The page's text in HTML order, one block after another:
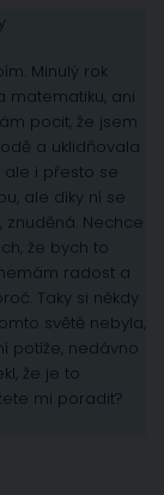
Minulý rok
matematiku, ani
pocit, že jsem
a uklidňovala
ale i přesto se
ale díky ní se
Nechce
že bych to
radost a
Taky si někdy
světě nebyla,
potíže, nedávno
že je to
mi poradit?